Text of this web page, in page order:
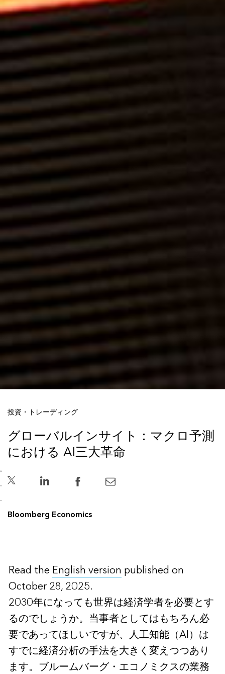
投資・トレーディング
グローバルインサイト：マクロ予測
における AI三大革命
Bloomberg Economics
Read the English version published on
October 28, 2025.
2030年になっても世界は経済学者を必要とす
るのでしょうか。当事者としてはもちろん必
要であってほしいですが、人工知能（AI）は
すでに経済分析の手法を大きく変えつつあり
ます。ブルームバーグ・エコノミクスの業務